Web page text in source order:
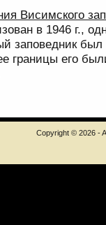
Висимского
в 1946 г.,
заповедник
границы его
Copyright © 2026 -